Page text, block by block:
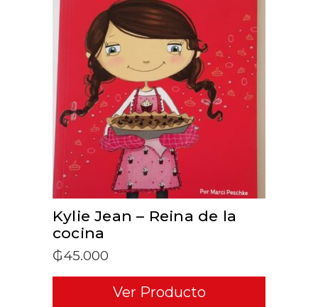
ADD TO CART
Kylie Jean – Reina de la
cocina
₲45.000
Ver Producto